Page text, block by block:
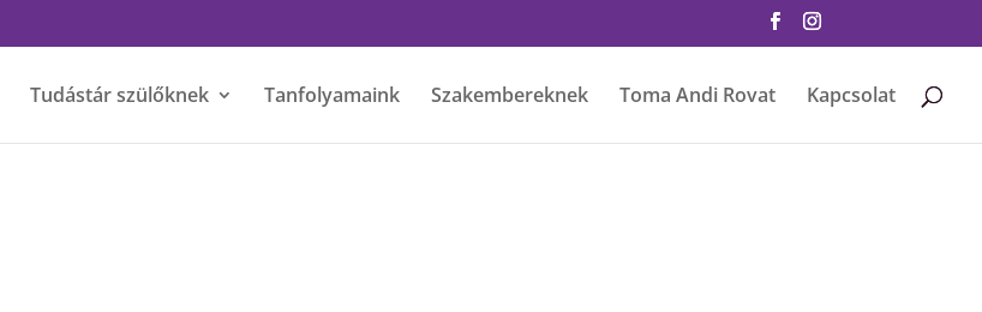
Tudástár szülőknek Tanfolyamaink Szakembereknek Toma Andi Rovat Kapcsolat